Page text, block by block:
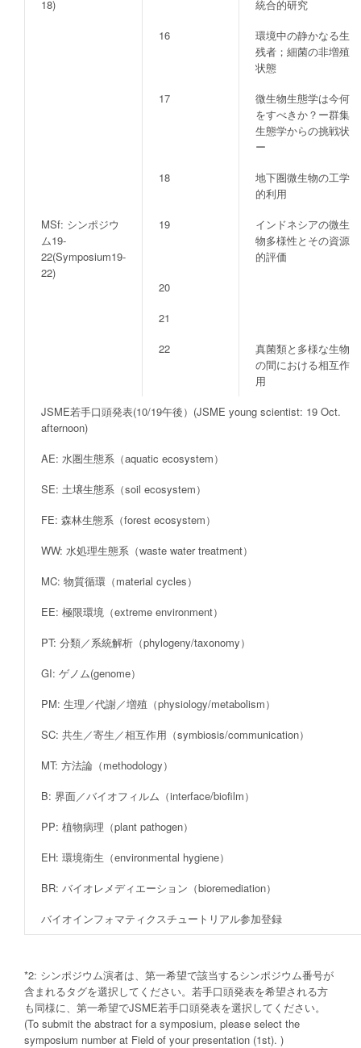
18)
統合的研究
16
環境中の静かなる生
残者；細菌の非増殖
状態
17
微生物生態学は今何
をすべきか？ー群集
生態学からの挑戦状
ー
18
地下圏微生物の工学
的利用
MSf: シンポジウ
ム19-
22(Symposium19-
22)
19
インドネシアの微生
物多様性とその資源
的評価
20
21
22
真菌類と多様な生物
の間における相互作
用
JSME若手口頭発表(10/19午後）(JSME young scientist: 19 Oct.
afternoon)
AE: 水圏生態系（aquatic ecosystem）
SE: 土壌生態系（soil ecosystem）
FE: 森林生態系（forest ecosystem）
WW: 水処理生態系（waste water treatment）
MC: 物質循環（material cycles）
EE: 極限環境（extreme environment）
PT: 分類／系統解析（phylogeny/taxonomy）
GI: ゲノム(genome）
PM: 生理／代謝／増殖（physiology/metabolism）
SC: 共生／寄生／相互作用（symbiosis/communication）
MT: 方法論（methodology）
B: 界面／バイオフィルム（interface/biofilm）
PP: 植物病理（plant pathogen）
EH: 環境衛生（environmental hygiene）
BR: バイオレメディエーション（bioremediation）
バイオインフォマティクスチュートリアル参加登録
*2: シンポジウム演者は、第一希望で該当するシンポジウム番号が
含まれるタグを選択してください。若手口頭発表を希望される方
も同様に、第一希望でJSME若手口頭発表を選択してください。
(To submit the abstract for a symposium, please select the
symposium number at Field of your presentation (1st). )